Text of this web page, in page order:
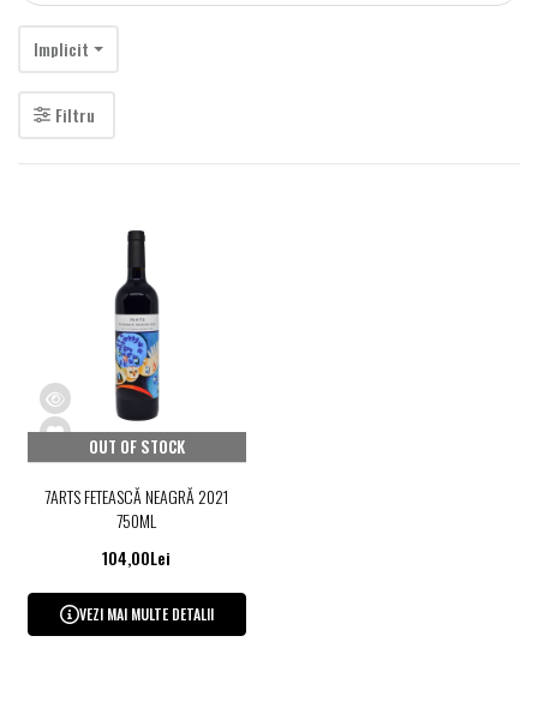
Implicit
Filtru
OUT OF STOCK
7ARTS FETEASCĂ NEAGRĂ 2021
750ML
104,00Lei
VEZI MAI MULTE DETALII